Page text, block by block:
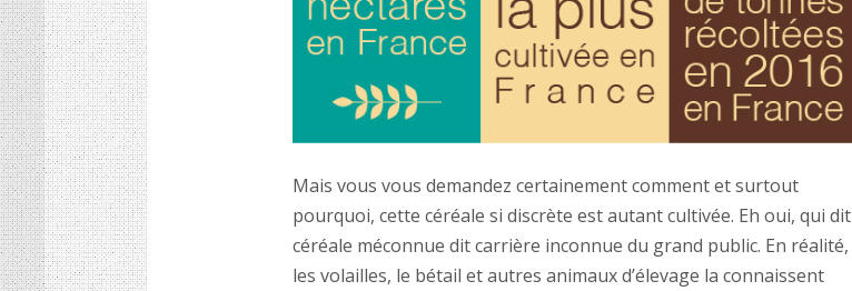
Mais vous vous demandez certainement comment et surtout
pourquoi, cette céréale si discrète est autant cultivée. Eh oui, qui dit
céréale méconnue dit carrière inconnue du grand public. En réalité,
les volailles, le bétail et autres animaux d’élevage la connaissent